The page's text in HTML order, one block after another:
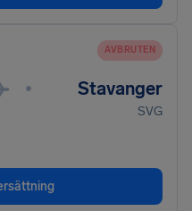
AVBRUTEN
• Stavanger
SVG